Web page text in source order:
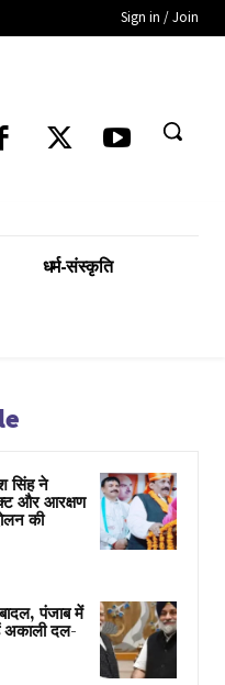
Sign in / Join
धर्म-संस्कृति
सिंह ने
और आरक्षण
की
पंजाब में
दल-